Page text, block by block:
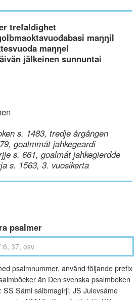
trefaldighet
maŋŋil
maŋŋel
jälkeinen sunnuntai
s. 1483, tredje årgången
goalmmát jahkegeardi
s. 661, goalmát jahkegierdde
s. 1563, 3. vuosikerta
psalmer
psalmnummer, använd följande prefix
än Den svenska psalmboken
Sámi sálbmagirji, JS Julevsáme